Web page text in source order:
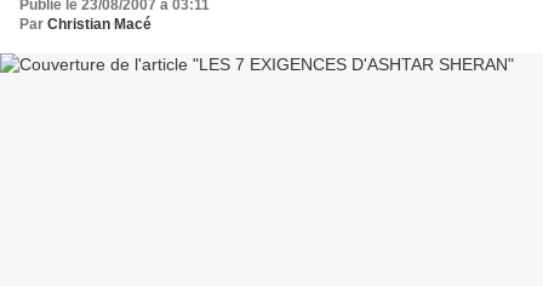
Publié le 23/08/2007 à 03:11
Par Christian Macé